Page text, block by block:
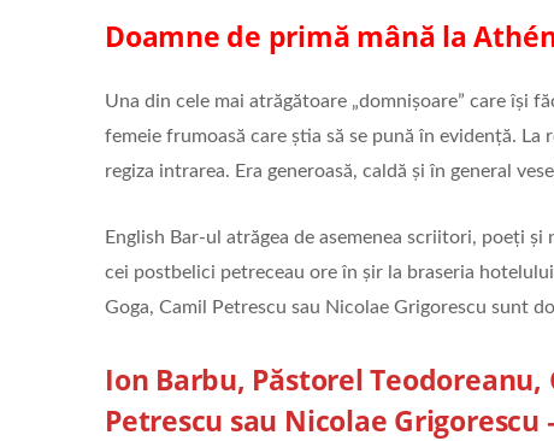
Doamne de primă mână la
Una din cele mai atrăgătoare „domnișoare” care își
femeie frumoasă care știa să se pună în evidență.
regiza intrarea. Era generoasă, caldă și în general
English Bar-ul atrăgea de asemenea scriitori, poeți
cei postbelici petreceau ore în șir la braseria
Goga, Camil Petrescu sau Nicolae Grigorescu sunt
Ion Barbu, Păstorel Teodoreanu,
Petrescu sau Nicolae